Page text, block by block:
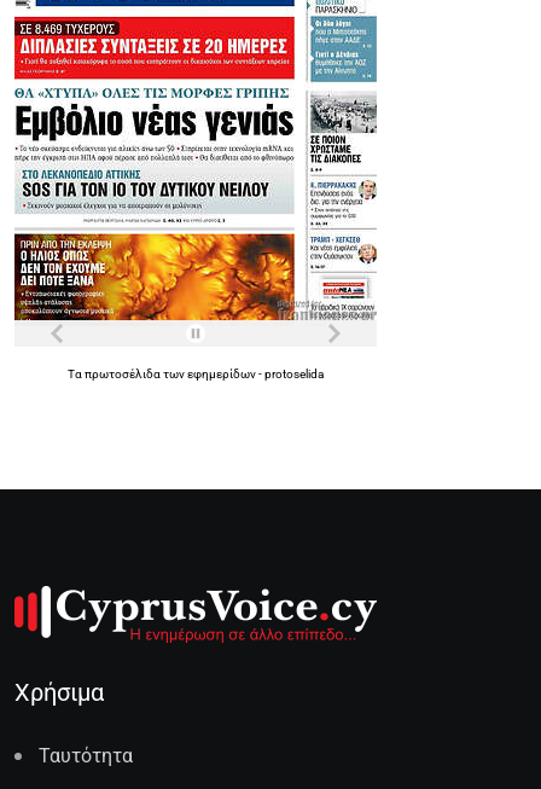
Ταπρωτοσέλιδατωνεφημερίδων-protoselida
Χρήσιμα
Ταυτότητα